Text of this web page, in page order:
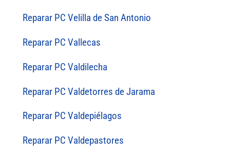
Reparar PC Velilla de San Antonio
Reparar PC Vallecas
Reparar PC Valdilecha
Reparar PC Valdetorres de Jarama
Reparar PC Valdepiélagos
Reparar PC Valdepastores